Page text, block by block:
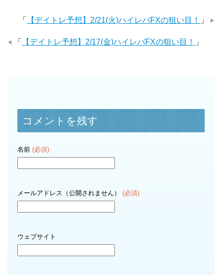
「 【デイトレ予想】2/21(火)ハイレバFXの狙い目！ 」
「 【デイトレ予想】2/17(金)ハイレバFXの狙い目！ 」
コメントを残す
名前 (必須)
メールアドレス（公開されません） (必須)
ウェブサイト